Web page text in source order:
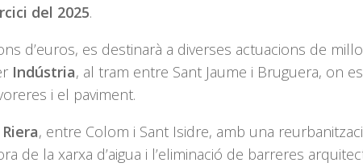
del 2025.
d’euros, es destinarà a diverses actuacions de
Indústria, al tram entre Sant Jaume i Bruguera, on
i el paviment.
Riera, entre Colom i Sant Isidre, amb una
de la xarxa d’aigua i l’eliminació de barreres